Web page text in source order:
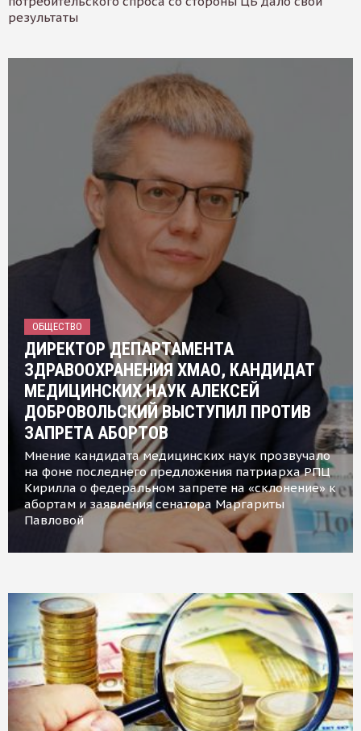
результаты
ОБЩЕСТВО
ДИРЕКТОР ДЕПАРТАМЕНТА
ЗДРАВООХРАНЕНИЯ ХМАО, КАНДИДАТ
МЕДИЦИНСКИХ НАУК АЛЕКСЕЙ
ДОБРОВОЛЬСКИЙ ВЫСТУПИЛ ПРОТИВ
ЗАПРЕТА АБОРТОВ
Мнение кандидата медицинских наук прозвучало
на фоне последнего предложения патриарха РПЦ
Кирилла о федеральном запрете на «склонение» к
абортам и заявления сенатора Маргариты
Павловой